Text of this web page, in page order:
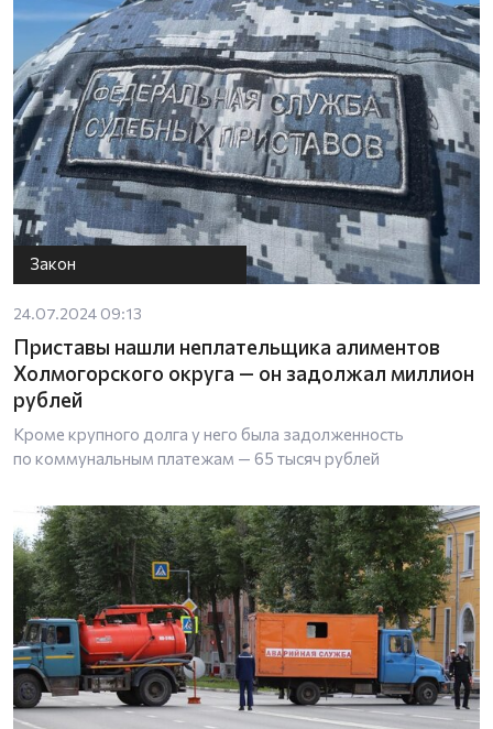
Закон
24.07.2024 09:13
Приставы нашли неплательщика алиментов
Холмогорского округа — он задолжал миллион
рублей
Кроме крупного долга у него была задолженность
по коммунальным платежам — 65 тысяч рублей